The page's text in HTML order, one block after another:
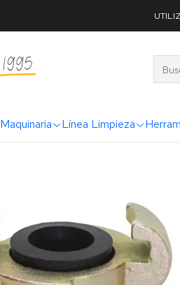
Maquinaria Línea Limpieza
Categorías